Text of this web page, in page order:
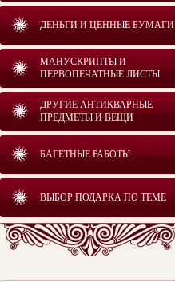
ДЕНЬГИ И ЦЕННЫЕ БУМАГИ
МАНУСКРИПТЫ И
ПЕРВОПЕЧАТНЫЕ ЛИСТЫ
ДРУГИЕ АНТИКВАРНЫЕ
ПРЕДМЕТЫ И ВЕЩИ
БАГЕТНЫЕ РАБОТЫ
ВЫБОР ПОДАРКА ПО ТЕМЕ